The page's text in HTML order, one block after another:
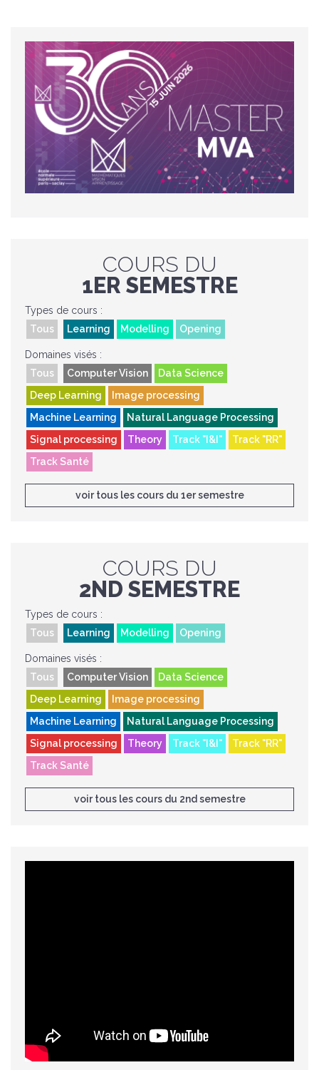
COURS DU
1ER SEMESTRE
Types de cours :
Tous
Learning Modelling Opening
Domaines visés :
Tous
Computer Vision
Data Science
Deep Learning
Image processing
Machine Learning
Natural Language Processing
Signal processing
Theory Track "I&I"
Track "RR"
Track Santé
voir tous les cours du 1er semestre
COURS DU
2ND SEMESTRE
Types de cours :
Tous
Learning Modelling Opening
Domaines visés :
Tous
Computer Vision
Data Science
Deep Learning
Image processing
Machine Learning
Natural Language Processing
Signal processing
Theory Track "I&I"
Track "RR"
Track Santé
voir tous les cours du 2nd semestre